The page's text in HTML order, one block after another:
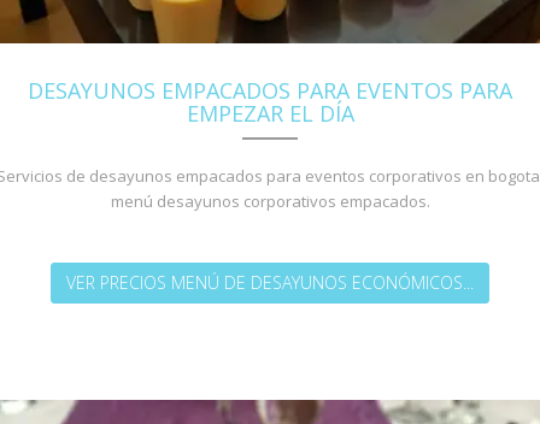
DESAYUNOS EMPACADOS PARA EVENTOS PARA
EMPEZAR EL DÍA
de desayunos empacados para eventos corporativos en
menú desayunos corporativos empacados.
VER PRECIOS MENÚ DE DESAYUNOS ECONÓMICOS...